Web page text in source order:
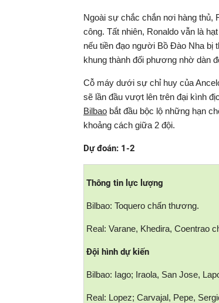
Ngoài sự chắc chắn nơi hàng thủ,
công. Tất nhiên, Ronaldo vẫn là
nếu tiền đạo người Bồ Đào Nha bị
khung thành đối phương nhờ dàn
Cỗ máy dưới sự chỉ huy của
sẽ lần đầu vượt lên trên đại kình
Bilbao bắt đầu bộc lộ những hạn
khoảng cách giữa 2 đội.
Dự đoán: 1-2
Thông tin lực lượng
Bilbao: Toquero chấn thương.
Real: Varane, Khedira, Coentrao
Đội hình dự kiến
Bilbao: Iago; Iraola, San Jose,
Real: Lopez; Carvajal, Pepe,